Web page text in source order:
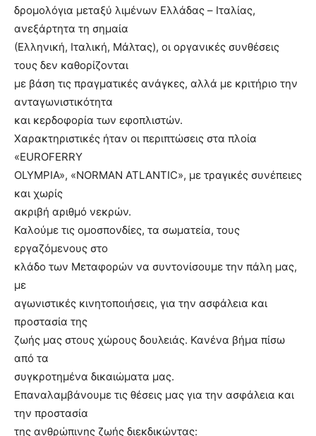
δρομολόγια μεταξύ λιμένων Ελλάδας – Ιταλίας,
ανεξάρτητα τη σημαία
(Ελληνική, Ιταλική, Μάλτας), οι οργανικές συνθέσεις
τους δεν καθορίζονται
με βάση τις πραγματικές ανάγκες, αλλά με κριτήριο την
ανταγωνιστικότητα
και κερδοφορία των εφοπλιστών.
Χαρακτηριστικές ήταν οι περιπτώσεις στα πλοία
«EUROFERRY
OLYMPIA», «NORMAN ATLANTIC», με τραγικές συνέπειες
και χωρίς
ακριβή αριθμό νεκρών.
Καλούμε τις ομοσπονδίες, τα σωματεία, τους
εργαζόμενους στο
κλάδο των Μεταφορών να συντονίσουμε την πάλη μας,
με
αγωνιστικές κινητοποιήσεις, για την ασφάλεια και
προστασία της
ζωής μας στους χώρους δουλειάς. Κανένα βήμα πίσω
από τα
συγκροτημένα δικαιώματα μας.
Επαναλαμβάνουμε τις θέσεις μας για την ασφάλεια και
την προστασία
της ανθρώπινης ζωής διεκδικώντας: